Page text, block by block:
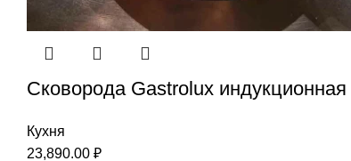
Сковорода Gastrolux
Кухня
23,890.00 ₽